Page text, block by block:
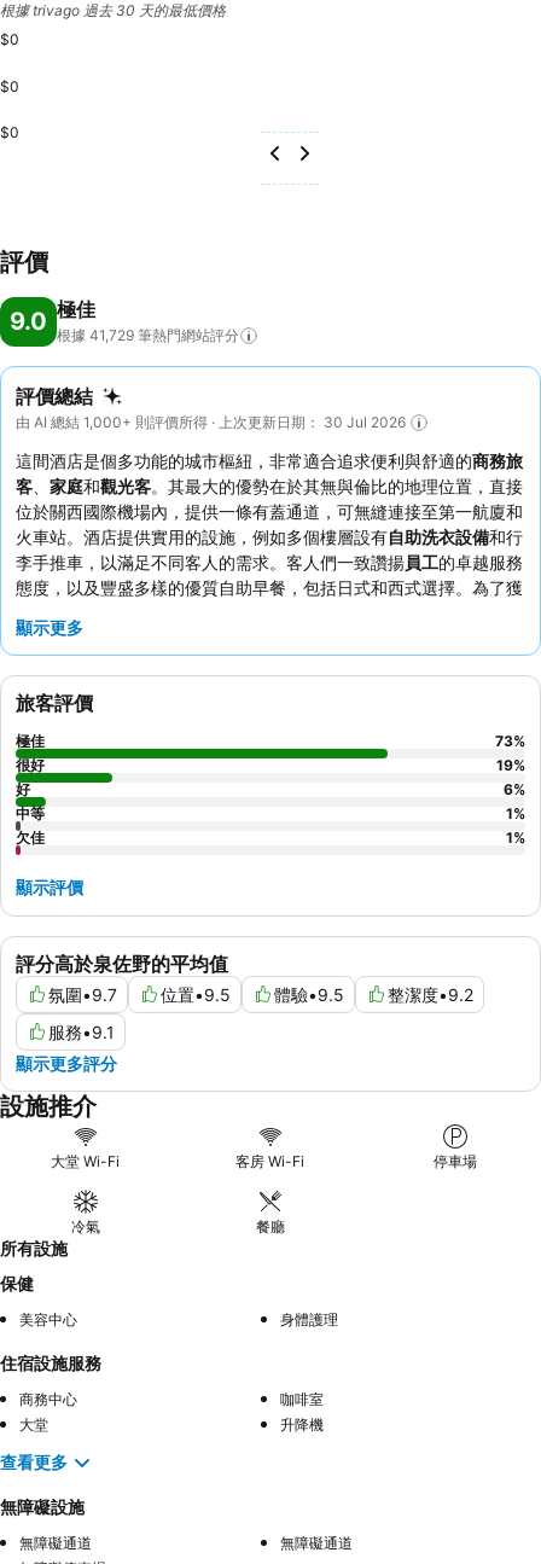
根據 trivago 過去 30 天的最低價格
$0
$0
$0
評價
9.0 極佳
根據 41,729 筆熱門網站評分
評價總結
由 AI 總結 1,000+ 則評價所得 · 上次更新日期： 30 Jul 2026
這間酒店是個多功能的城市樞紐，非常適合追求便利與舒適的商務旅
客
家庭和觀光客。其最大的優勢在於其無與倫比的地理位置，直接
位於關西國際機場內，提供一條有蓋通道，可無縫連接至第一航廈和
火車站。酒店提供實用的設施，例如多個樓層設有自助洗衣設備和行
李手推車，以滿足不同客人的需求。客人們一致讚揚員工的卓越服務
態度，以及豐盛多樣的優質自助早餐，包括日式和西式選擇。為了獲
以確保住宿期間的安寧。
顯示更多
評分高於泉佐野的平均值
氛圍•9.7 位置•9.5 體驗•9.5 整潔度•9.2
服務•9.1
顯示更多評分
旅客評價
極佳 73%
很好
19%
好
6%
中等
1%
欠佳
1%
顯示評價
設施推介
大堂 Wi-Fi 客房 Wi-Fi 停車場
冷氣 餐廳
所有設施
保健
美容中心 身體護理
住宿設施服務
商務中心
咖啡室
大堂
升降機
查看更多
無障礙設施
無障礙通道
無障礙通道